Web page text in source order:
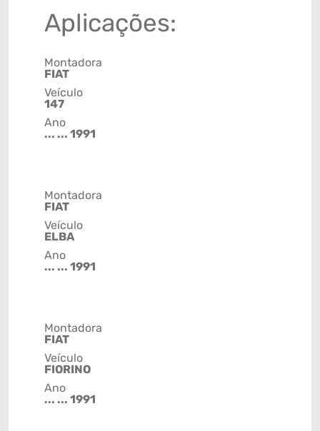
Aplicações:
Montadora
FIAT
Veículo
147
Ano
... ... 1991
Montadora
FIAT
Veículo
ELBA
Ano
... ... 1991
Montadora
FIAT
Veículo
FIORINO
Ano
... ... 1991